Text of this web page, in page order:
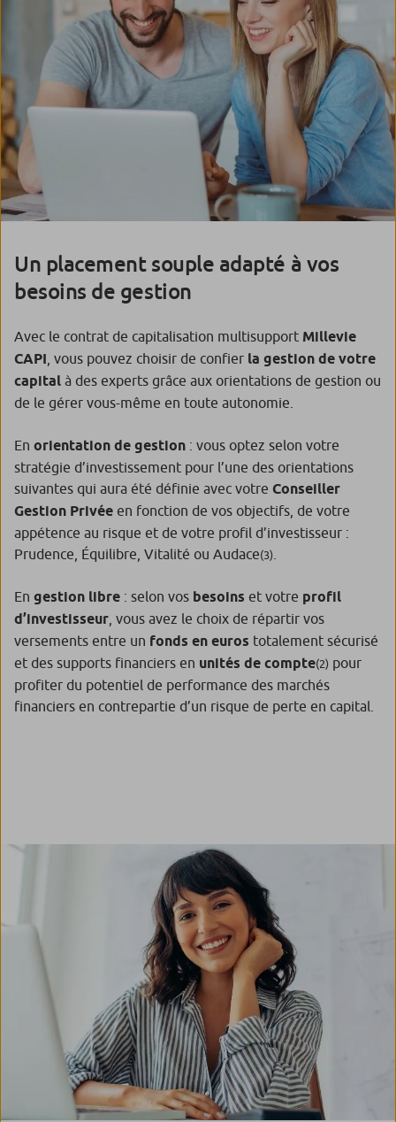
Un placement souple adapté à vos
besoins de gestion
Avec le contrat de capitalisation multisupport Millevie
CAPI , vous pouvez choisir de confier la gestion de votre
capital à des experts grâce aux orientations de gestion ou
de le gérer vous-même en toute autonomie.
En orientation de gestion : vous optez selon votre
stratégie d’investissement pour l’une des orientations
suivantes qui aura été définie avec votre Conseiller
Gestion Privée en fonction de vos objectifs, de votre
appétence au risque et de votre profil d’investisseur :
Prudence, Équilibre, Vitalité ou Audace(3)
En gestion libre : selon vos besoins et votre profil
d’investisseur , vous avez le choix de répartir vos
versements entre un fonds en euros totalement sécurisé
et des supports financiers en unités de compte(2) pour
profiter du potentiel de performance des marchés
financiers en contrepartie d’un risque de perte en capital.